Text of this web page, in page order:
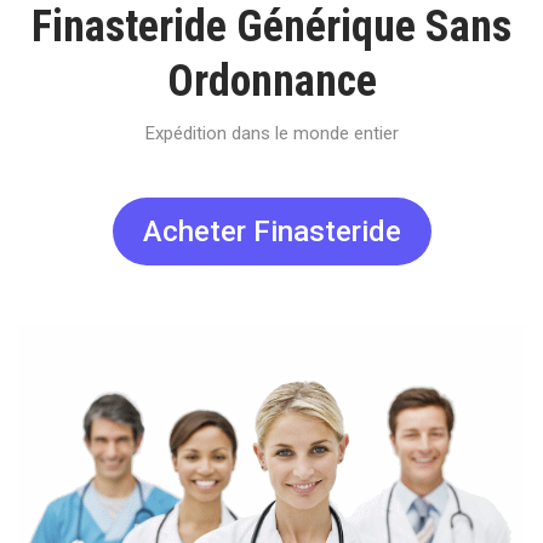
Finasteride Générique Sans
Ordonnance
Expédition dans le monde entier
Acheter Finasteride